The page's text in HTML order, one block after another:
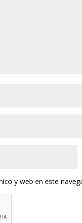
y web en este